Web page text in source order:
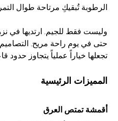
الرطوبة تُبقيكِ مرتاحة طوال
وليست فقط للجيم. ارتديها في
حتى في يوم راحة مريح. التصاميم
تجعلها خياراً عملياً يتجاوز حدود
المميزات الرئيسية
أقمشة تمتص العرق